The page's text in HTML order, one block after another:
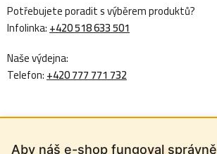
Aby náš e-shop fungoval správně
Potřebujete poradit s výběrem produktů?
Infolinka:+420 518 633 501
Naše výdejna:
Telefon:+420 777 771 732